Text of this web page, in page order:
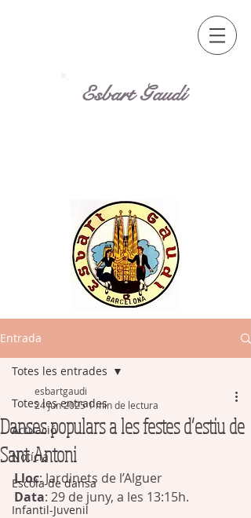
Esbart Gaudí
Entrada
Totes les entrades
Actuació
Notícia
Escola de dansa
Infantil-Juvenil
Totes les entrades
Danses populars a les festes d’estiu de
Sant Antoni
esbartgaudi
24 jun 2025 1 min de lectura
Lloc: Jardinets de l’Alguer
Data: 29 de juny, a les 13:15h.